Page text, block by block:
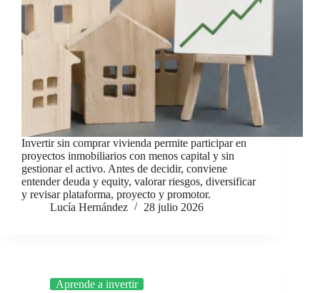
Invertir sin comprar vivienda permite participar en
proyectos inmobiliarios con menos capital y sin
gestionar el activo. Antes de decidir, conviene
entender deuda y equity, valorar riesgos, diversificar
y revisar plataforma, proyecto y promotor.
Lucía Hernández
28 julio 2026
Aprende a invertir